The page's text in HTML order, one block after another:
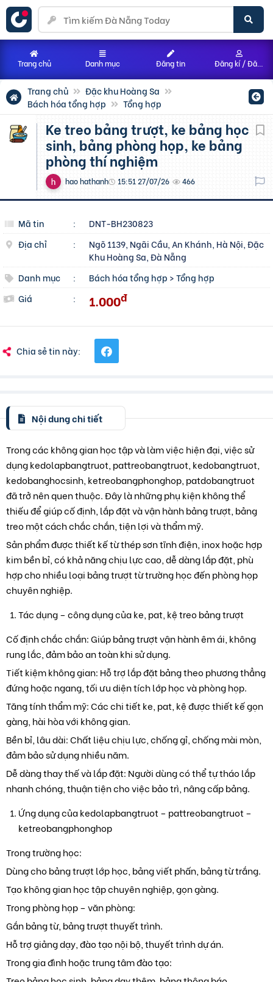
Trang chủ
Đặc khu Hoàng Sa
Bách hóa tổng hợp
Tổng hợp
Ke treo bảng trượt, ke bảng học
sinh, bảng phòng họp, ke bảng
phòng thí nghiệm
hao hathanh 15:51 27/07/26 466
Mã tin :
DNT-BH230823
Địa chỉ
:
Ngõ 1139, Ngãi Cầu, An Khánh, Hà Nội, Đặc
Khu Hoàng Sa, Đà Nẵng
Danh mục
: Bách hóa tổng hợp >Tổng hợp
Giá
: 1.000đ
Chia sẻ tin này:
Nội dung chi tiết
Trong các không gian học tập và làm việc hiện đại, việc sử
dụng kedolapbangtruot, pattreobangtruot, kedobangtruot,
kedobanghocsinh, ketreobangphonghop, patdobangtruot
đã trở nên quen thuộc. Đây là những phụ kiện không thể
thiếu để giúp cố định, lắp đặt và vận hành bảng trượt, bảng
treo một cách chắc chắn, tiện lợi và thẩm mỹ.
Sản phẩm được thiết kế từ thép sơn tĩnh điện, inox hoặc hợp
kim bền bỉ, có khả năng chịu lực cao, dễ dàng lắp đặt, phù
hợp cho nhiều loại bảng trượt từ trường học đến phòng họp
chuyên nghiệp.
Tác dụng – công dụng của ke, pat, kệ treo bảng trượt
Cố định chắc chắn: Giúp bảng trượt vận hành êm ái, không
rung lắc, đảm bảo an toàn khi sử dụng.
Tiết kiệm không gian: Hỗ trợ lắp đặt bảng theo phương thẳng
đứng hoặc ngang, tối ưu diện tích lớp học và phòng họp.
Tăng tính thẩm mỹ: Các chi tiết ke, pat, kệ được thiết kế gọn
gàng, hài hòa với không gian.
Bền bỉ, lâu dài: Chất liệu chịu lực, chống gỉ, chống mài mòn,
đảm bảo sử dụng nhiều năm.
Dễ dàng thay thế và lắp đặt: Người dùng có thể tự tháo lắp
nhanh chóng, thuận tiện cho việc bảo trì, nâng cấp bảng.
Ứng dụng của kedolapbangtruot – pattreobangtruot –
ketreobangphonghop
Trong trường học:
Dùng cho bảng trượt lớp học, bảng viết phấn, bảng từ trắng.
Tạo không gian học tập chuyên nghiệp, gọn gàng.
Trong phòng họp – văn phòng:
Gắn bảng từ, bảng trượt thuyết trình.
Hỗ trợ giảng dạy, đào tạo nội bộ, thuyết trình dự án.
Trong gia đình hoặc trung tâm đào tạo:
Trang chủ Danh mục Đăng tin